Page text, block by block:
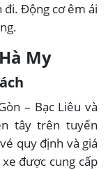
đi. Động cơ êm ái
My
– Bạc Liêu và
tây trên tuyến
quy định và giá
được cung cấp